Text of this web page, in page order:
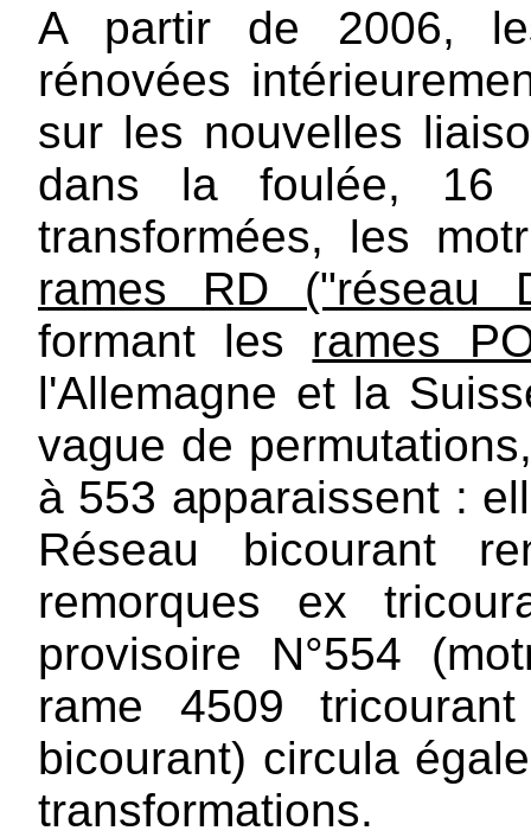
A partir de 2006,
rénovées
sur les nouvelles
dans la foulée, 16
transformées, les
rames RD ("réseau
formant les rames
l'Allemagne et la
vague de
à 553 apparaissent :
Réseau bicourant
remorques ex
provisoire N°554
rame 4509
bicourant) circula
transformations.